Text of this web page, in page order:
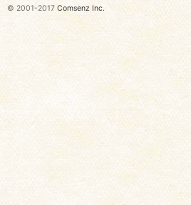
© 2001-2017 Comsenz Inc.